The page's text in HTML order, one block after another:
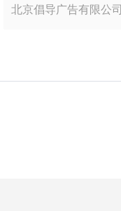
北京倡导广告有限公司